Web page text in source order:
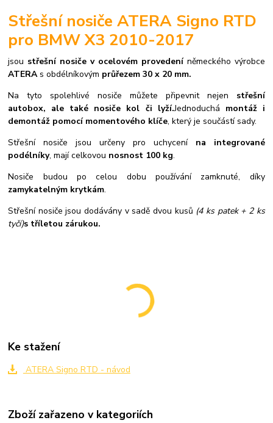
Střešní nosiče ATERA Signo RTD
pro BMW X3 2010-2017
jsou střešní nosiče v ocelovém provedeníněmeckého výrobce
ATERAs obdélníkovým průřezem 30 x 20 mm.
Na tyto spolehlivé nosiče můžete připevnit nejen střešní
autobox, ale také nosiče kol či lyží.Jednoduchá montáž i
demontáž pomocí momentového klíče, který je součástí sady.
Střešní nosiče jsou určeny pro uchycení na integrované
podélníky, mají celkovou nosnost 100 kg.
Nosiče budou po celou dobu používání zamknuté, díky
zamykatelným krytkám.
Střešní nosiče jsou dodávány v sadě dvou kusů (4 ks patek + 2 ks
tyčí)s tříletou zárukou.
Ke stažení
ATERA Signo RTD - návod
Zboží zařazeno v kategoriích